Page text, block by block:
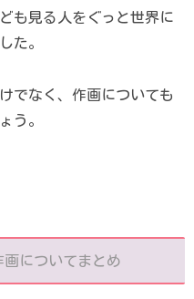
も見る人をぐっと世界に
た。
でなく、作画についても
う。
画についてまとめ